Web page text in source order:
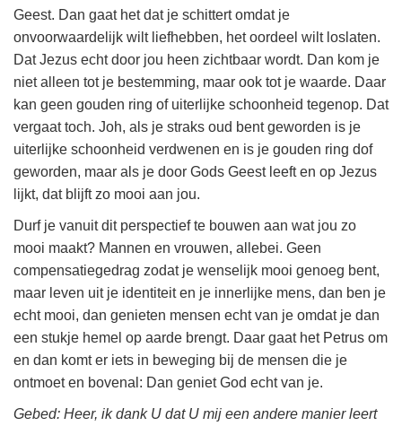
Geest. Dan gaat het dat je schittert omdat je
onvoorwaardelijk wilt liefhebben, het oordeel wilt loslaten.
Dat Jezus echt door jou heen zichtbaar wordt. Dan kom je
niet alleen tot je bestemming, maar ook tot je waarde. Daar
kan geen gouden ring of uiterlijke schoonheid tegenop. Dat
vergaat toch. Joh, als je straks oud bent geworden is je
uiterlijke schoonheid verdwenen en is je gouden ring dof
geworden, maar als je door Gods Geest leeft en op Jezus
lijkt, dat blijft zo mooi aan jou.
Durf je vanuit dit perspectief te bouwen aan wat jou zo
mooi maakt? Mannen en vrouwen, allebei. Geen
compensatiegedrag zodat je wenselijk mooi genoeg bent,
maar leven uit je identiteit en je innerlijke mens, dan ben je
echt mooi, dan genieten mensen echt van je omdat je dan
een stukje hemel op aarde brengt. Daar gaat het Petrus om
en dan komt er iets in beweging bij de mensen die je
ontmoet en bovenal: Dan geniet God echt van je.
Gebed: Heer, ik dank U dat U mij een andere manier leert